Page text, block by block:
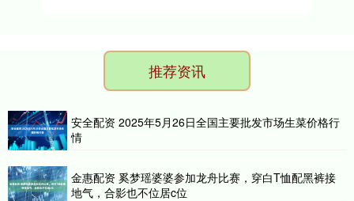
推荐资讯
安全配资 2025年5月26日全国主要批发市场生菜价格行
情
金惠配资 奚梦瑶婆婆参加龙舟比赛，穿白T恤配黑裤接
地气，合影也不位居c位